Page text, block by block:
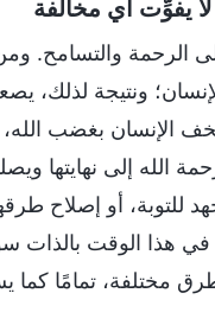
يفوِّت أي مخالفة
الرحمة والتسامح.
ونتيجة لذلك،
بغضب الله،
الله إلى نهايتها
للتوبة، أو إصلاح
هذا الوقت بالذات
مختلفة، تمامًا كما